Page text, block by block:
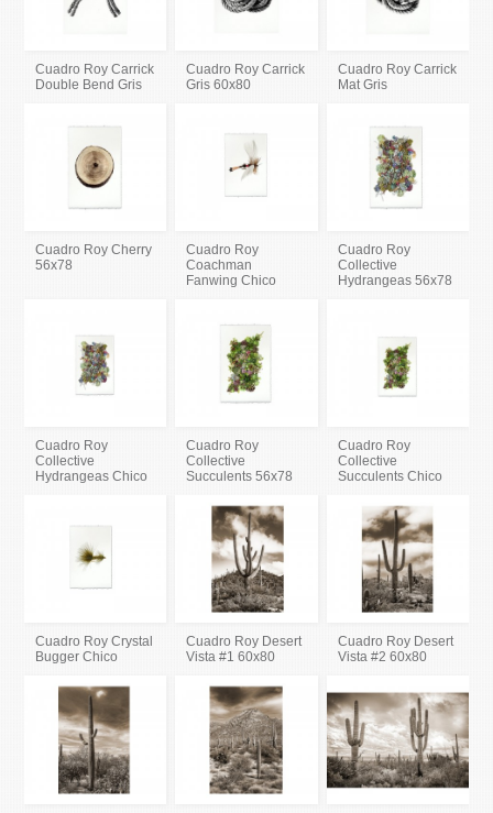
Cuadro Roy Carrick
Double Bend Gris
Cuadro Roy Carrick
Gris 60x80
Cuadro Roy Carrick
Mat Gris
Cuadro Roy Cherry
56x78
Cuadro Roy
Coachman
Fanwing Chico
Cuadro Roy
Collective
Hydrangeas 56x78
Cuadro Roy
Collective
Hydrangeas Chico
Cuadro Roy
Collective
Succulents 56x78
Cuadro Roy
Collective
Succulents Chico
Cuadro Roy Crystal
Bugger Chico
Cuadro Roy Desert
Vista #1 60x80
Cuadro Roy Desert
Vista #2 60x80